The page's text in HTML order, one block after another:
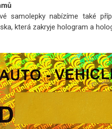
samolepky nabízíme také
která zakryje hologram a